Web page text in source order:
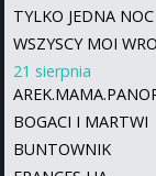
TYLKO JEDNA NOC
WSZYSCY MOI
21 sierpnia
BOGACI I MARTWI
BUNTOWNIK